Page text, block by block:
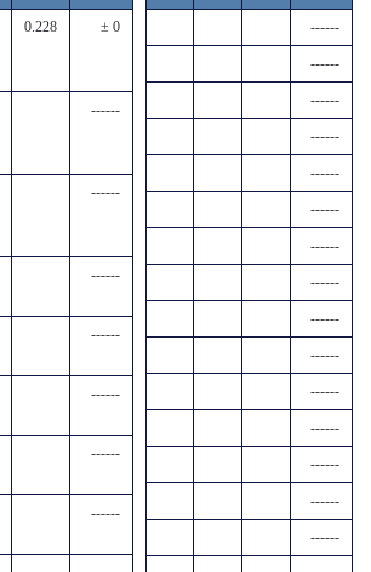
0.228 ± 0
------
------
------
------
------
------
------
------
------
------
------
------
------
------
------
------
------
------
------
------
------
------